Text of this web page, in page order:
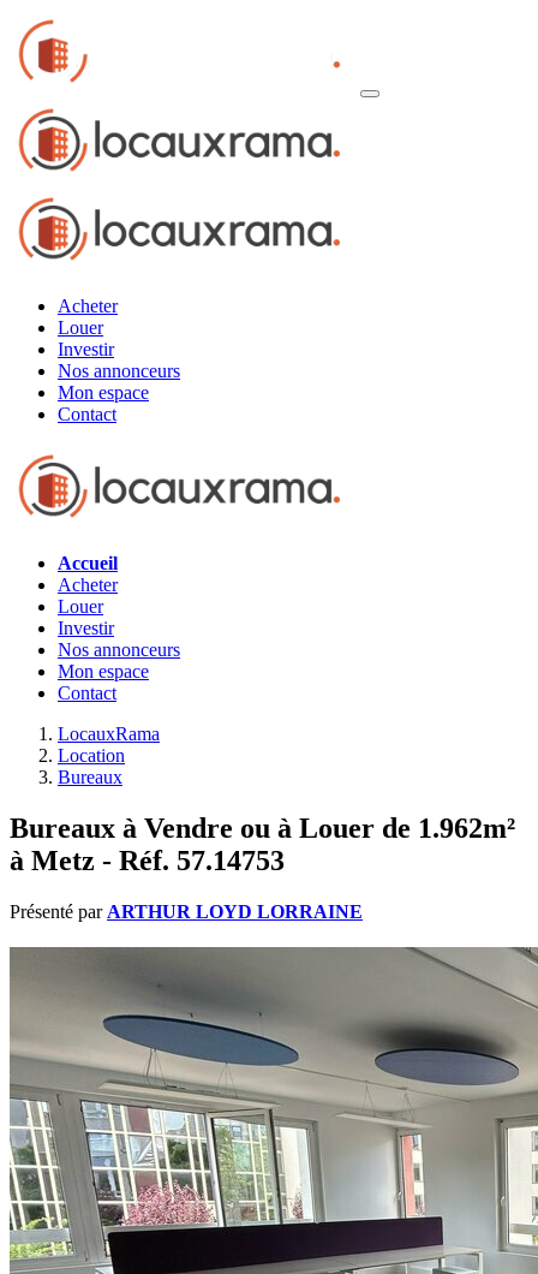
Acheter
Louer
Investir
Nos annonceurs
Mon espace
Contact
Accueil
Acheter
Louer
Investir
Nos annonceurs
Mon espace
Contact
LocauxRama
Location
Bureaux
Bureaux à Vendre ou à Louer de 1.962m²
à Metz - Réf. 57.14753
Présenté par ARTHUR LOYD LORRAINE